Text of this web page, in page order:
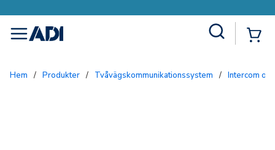
menu
Hem / Produkter / Tvåvägskommunikationssystem / Intercom